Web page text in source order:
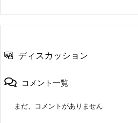
ディスカッション
コメント一覧
まだ、コメントがありません